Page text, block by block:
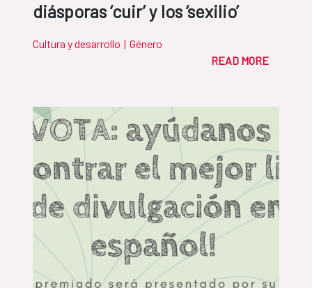
diásporas ‘cuir’ y los ‘sexilio’
Cultura y desarrollo | Género
READ MORE